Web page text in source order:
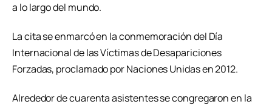
a lo largo del mundo.
La cita se enmarcó en la conmemoración del Día
Internacional de las Víctimas de Desapariciones
Forzadas, proclamado por Naciones Unidas en 2012.
Alrededor de cuarenta asistentes se congregaron en la